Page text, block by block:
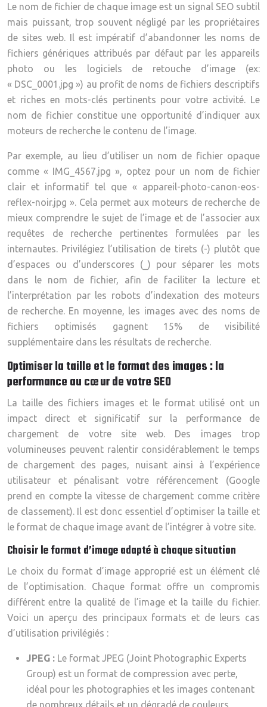
Le nom de fichier de chaque image est un signal SEO subtil
mais puissant, trop souvent négligé par les propriétaires
de sites web. Il est impératif d’abandonner les noms de
fichiers génériques attribués par défaut par les appareils
photo ou les logiciels de retouche d’image (ex:
« DSC_0001.jpg ») au profit de noms de fichiers descriptifs
et riches en mots-clés pertinents pour votre activité. Le
nom de fichier constitue une opportunité d’indiquer aux
moteurs de recherche le contenu de l’image.
Par exemple, au lieu d’utiliser un nom de fichier opaque
comme « IMG_4567.jpg », optez pour un nom de fichier
clair et informatif tel que « appareil-photo-canon-eos-
reflex-noir.jpg ». Cela permet aux moteurs de recherche de
mieux comprendre le sujet de l’image et de l’associer aux
requêtes de recherche pertinentes formulées par les
internautes. Privilégiez l’utilisation de tirets (-) plutôt que
d’espaces ou d’underscores (_) pour séparer les mots
dans le nom de fichier, afin de faciliter la lecture et
l’interprétation par les robots d’indexation des moteurs
de recherche. En moyenne, les images avec des noms de
fichiers optimisés gagnent 15% de visibilité
supplémentaire dans les résultats de recherche.
Optimiser la taille et le format des images : la
performance au cœur de votre SEO
La taille des fichiers images et le format utilisé ont un
impact direct et significatif sur la performance de
chargement de votre site web. Des images trop
volumineuses peuvent ralentir considérablement le temps
de chargement des pages, nuisant ainsi à l’expérience
utilisateur et pénalisant votre référencement (Google
prend en compte la vitesse de chargement comme critère
de classement). Il est donc essentiel d’optimiser la taille et
le format de chaque image avant de l’intégrer à votre site.
Choisir le format d’image adapté à chaque situation
Le choix du format d’image approprié est un élément clé
de l’optimisation. Chaque format offre un compromis
différent entre la qualité de l’image et la taille du fichier.
Voici un aperçu des principaux formats et de leurs cas
d’utilisation privilégiés :
JPEG : Le format JPEG (Joint Photographic Experts
Group) est un format de compression avec perte,
idéal pour les photographies et les images contenant
de nombreux détails et un dégradé de couleurs